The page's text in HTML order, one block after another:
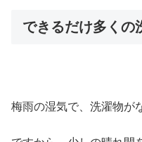
できるだけ多くの
梅雨の湿気で、洗濯物が